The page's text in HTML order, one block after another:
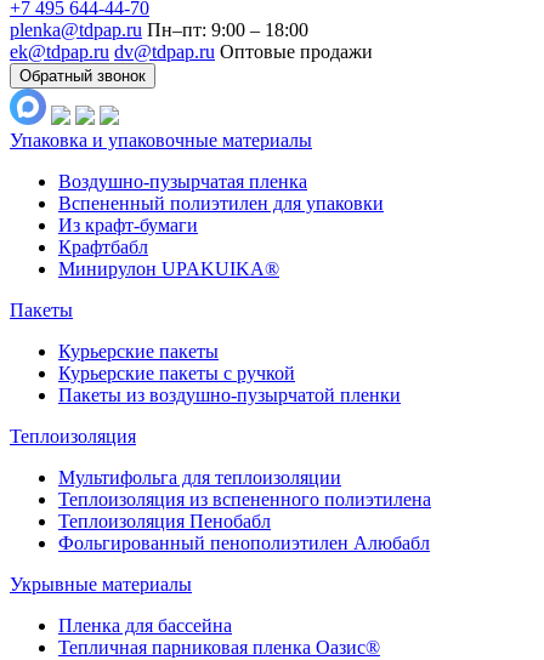
+7 495 644-44-70
plenka@tdpap.ru Пн–пт: 9:00 – 18:00
ek@tdpap.ru dv@tdpap.ru Оптовые продажи
Обратный звонок
Упаковка и упаковочные материалы
Воздушно-пузырчатая пленка
Вспененный полиэтилен для упаковки
Из крафт-бумаги
Крафтбабл
Минирулон UPAKUIKA®
Пакеты
Курьерские пакеты
Курьерские пакеты с ручкой
Пакеты из воздушно-пузырчатой пленки
Теплоизоляция
Мультифольга для теплоизоляции
Теплоизоляция из вспененного полиэтилена
Теплоизоляция Пенобабл
Фольгированный пенополиэтилен Алюбабл
Укрывные материалы
Пленка для бассейна
Тепличная парниковая пленка Оазис®